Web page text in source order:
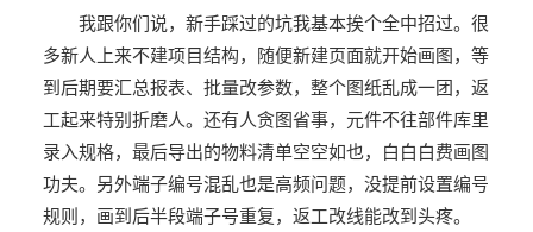
我跟你们说，新手踩过的坑我基本挨个全中招过。很
多新人上来不建项目结构，随便新建页面就开始画图，等
到后期要汇总报表、批量改参数，整个图纸乱成一团，返
工起来特别折磨人。还有人贪图省事，元件不往部件库里
录入规格，最后导出的物料清单空空如也，白白白费画图
功夫。另外端子编号混乱也是高频问题，没提前设置编号
规则，画到后半段端子号重复，返工改线能改到头疼。